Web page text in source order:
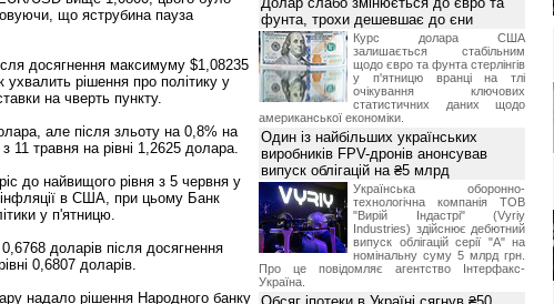
що яструбина пауза
досягнення максимуму $1,08235
рішення про політику у
на чверть пункту.
але після зльоту на 0,8% на
11 травня на рівні 1,2625 долара.
до найвищого рівня з 5 червня у
в США, при цьому Банк
у п'ятницю.
доларів після досягнення
0,6807 доларів.
надало рішення Народного банку
фунта, трохи дешевшає до єни
Курс долара США
залишається стабільним
щодо євро та фунта стерлінгів
у п'ятницю вранці на тлі
очікування ключових
статистичних даних щодо
американської економіки.
Один із найбільших українських
виробників FPV-дронів анонсував
випуск облігацій на ₴5 млрд
Українська оборонно-
технологічна компанія ТОВ
"Вирій Індастрі" (Vyriy
Industries) здійснює дебютний
випуск облігацій серії "А" на
номінальну суму 5 млрд грн.
Про це повідомляє агентство Інтерфакс-
Україна.